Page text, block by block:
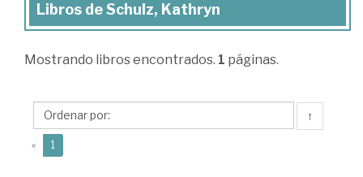
Libros
Schulz,
Libros de Schulz, Kathryn
Mostrando libros encontrados. 1 páginas.
↑
« 1